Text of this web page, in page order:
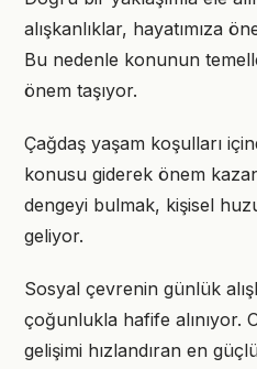
alışkanlıklar, hayatımıza
Bu nedenle konunun
önem taşıyor.
Çağdaş yaşam koşulları
konusu giderek önem
dengeyi bulmak, kişisel
geliyor.
Sosyal çevrenin günlük
çoğunlukla hafife alınıyor.
gelişimi hızlandıran en